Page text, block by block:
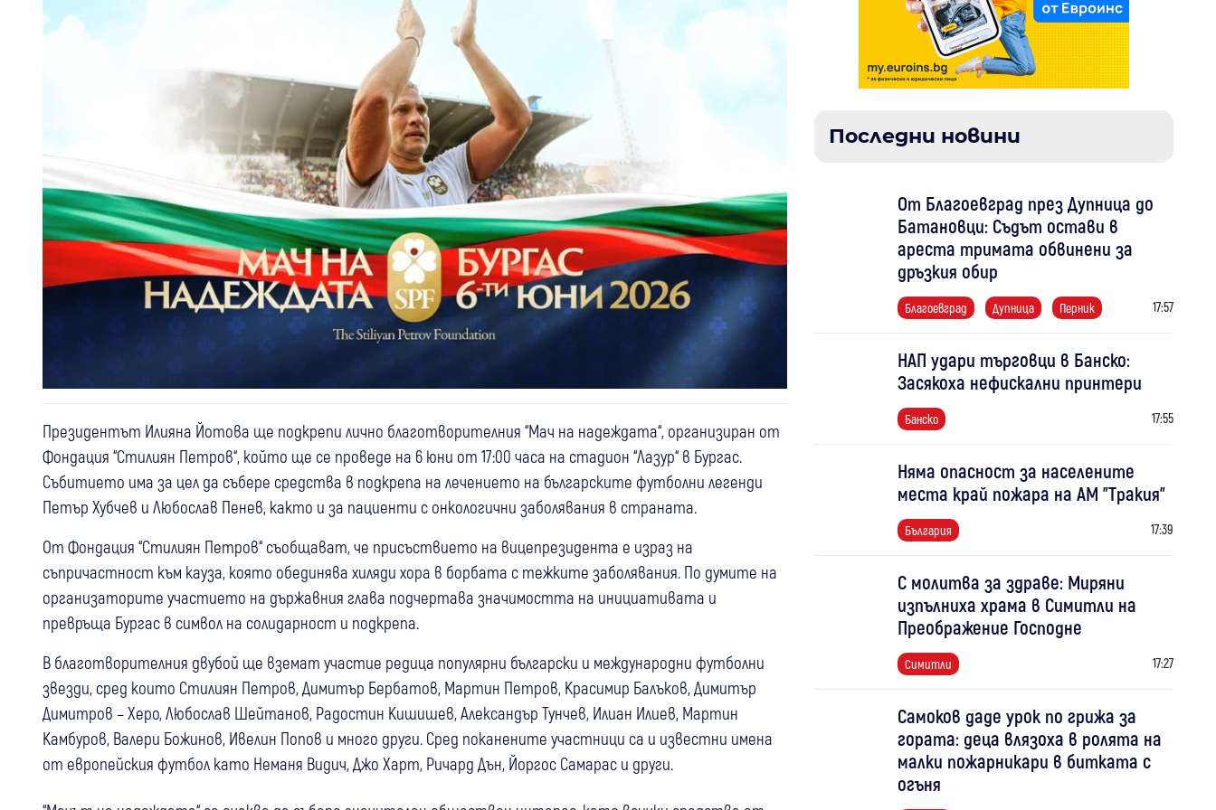
Президентът Илияна Йотова ще подкрепи лично благотворителния “Мач на надеждата“, организиран от
Фондация “Стилиян Петров“, който ще се проведе на 6 юни от 17:00 часа на стадион “Лазур“ в Бургас.
Събитието има за цел да събере средства в подкрепа на лечението на българските футболни легенди
Петър Хубчев и Любослав Пенев, както и за пациенти с онкологични заболявания в страната.
От Фондация “Стилиян Петров“ съобщават, че присъствието на вицепрезидента е израз на
съпричастност към кауза, която обединява хиляди хора в борбата с тежките заболявания. По думите на
организаторите участието на държавния глава подчертава значимостта на инициативата и
превръща Бургас в символ на солидарност и подкрепа.
В благотворителния двубой ще вземат участие редица популярни български и международни футболни
звезди, сред които Стилиян Петров, Димитър Бербатов, Мартин Петров, Красимир Балъков, Димитър
Димитров – Херо, Любослав Шейтанов, Радостин Кишишев, Александър Тунчев, Илиан Илиев, Мартин
Камбуров, Валери Божинов, Ивелин Попов и много други. Сред поканените участници са и известни имена
от европейския футбол като Неманя Видич, Джо Харт, Ричард Дън, Йоргос Самарас и други.
Последни новини
От Благоевград през Дупница до
Батановци: Съдът остави в
ареста тримата обвинени за
дръзкия обир
Благоевград Дупница Перник 17:57
НАП удари търговци в Банско:
Засякоха нефискални принтери
Банско 17:55
Няма опасност за населените
места край пожара на АМ "Тракия"
България 17:39
С молитва за здраве: Миряни
изпълниха храма в Симитли на
Преображение Господне
Симитли 17:27
Самоков даде урок по грижа за
гората: деца влязоха в ролята на
малки пожарникари в битката с
огъня